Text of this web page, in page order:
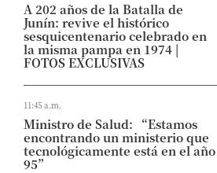
A 202 años de la Batalla de
Junín: revive el histórico
sesquicentenario celebrado en
la misma pampa en 1974 |
FOTOS EXCLUSIVAS
11:45 a.m.
Ministro de Salud: “Estamos
encontrando un ministerio que
tecnológicamente está en el año
95”